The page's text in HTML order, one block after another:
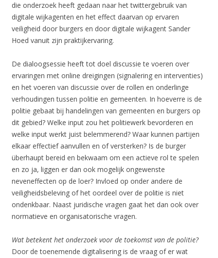
die onderzoek heeft gedaan naar het twittergebruik van
digitale wijkagenten en het effect daarvan op ervaren
veiligheid door burgers en door digitale wijkagent Sander
Hoed vanuit zijn praktijkervaring.
De dialoogsessie heeft tot doel discussie te voeren over
ervaringen met online dreigingen (signalering en interventies)
en het voeren van discussie over de rollen en onderlinge
verhoudingen tussen politie en gemeenten. In hoeverre is de
politie gebaat bij handelingen van gemeenten en burgers op
dit gebied? Welke input zou het politiewerk bevorderen en
welke input werkt juist belemmerend? Waar kunnen partijen
elkaar effectief aanvullen en of versterken? Is de burger
überhaupt bereid en bekwaam om een actieve rol te spelen
en zo ja, liggen er dan ook mogelijk ongewenste
neveneffecten op de loer? Invloed op onder andere de
veiligheidsbeleving of het oordeel over de politie is niet
ondenkbaar. Naast juridische vragen gaat het dan ook over
normatieve en organisatorische vragen.
Wat betekent het onderzoek voor de toekomst van de politie?
Door de toenemende digitalisering is de vraag of er wat